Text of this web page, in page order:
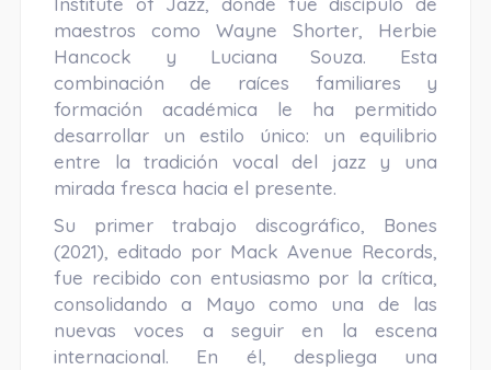
maestros como Wayne Shorter, Herbie
Hancock y Luciana Souza. Esta
combinación de raíces familiares y
formación académica le ha permitido
desarrollar un estilo único: un equilibrio
entre la tradición vocal del jazz y una
mirada fresca hacia el presente.
Su primer trabajo discográfico, Bones
(2021), editado por Mack Avenue Records,
fue recibido con entusiasmo por la crítica,
consolidando a Mayo como una de las
nuevas voces a seguir en la escena
internacional. En él, despliega una